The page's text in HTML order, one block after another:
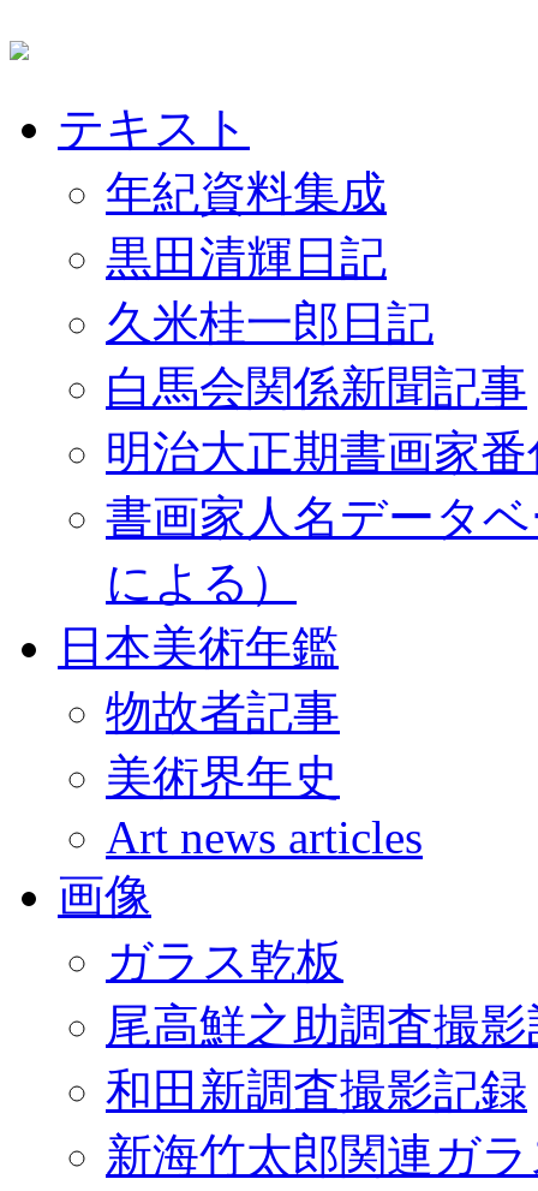
テキスト
年紀資料集成
黒田清輝日記
久米桂一郎日記
白馬会関係新聞記事
明治大正期書画家
書画家人名データ
による）
日本美術年鑑
物故者記事
美術界年史
Art news articles
画像
ガラス乾板
尾高鮮之助調査撮
和田新調査撮影記録
新海竹太郎関連ガ